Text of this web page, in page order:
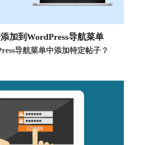
加到WordPress导航菜单
导航菜单中添加特定帖子？